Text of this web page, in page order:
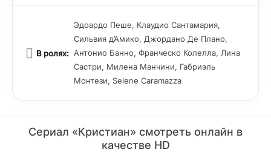
В ролях:
Эдоардо Пеше, Клаудио Сантамария,
Сильвия д’Амико, Джордано Де Плано,
Антонио Банно, Франческо Колелла, Лина
Састри, Милена Манчини, Габриэль
Монтези, Selene Caramazza
Сериал «Кристиан» смотреть онлайн в
качестве HD